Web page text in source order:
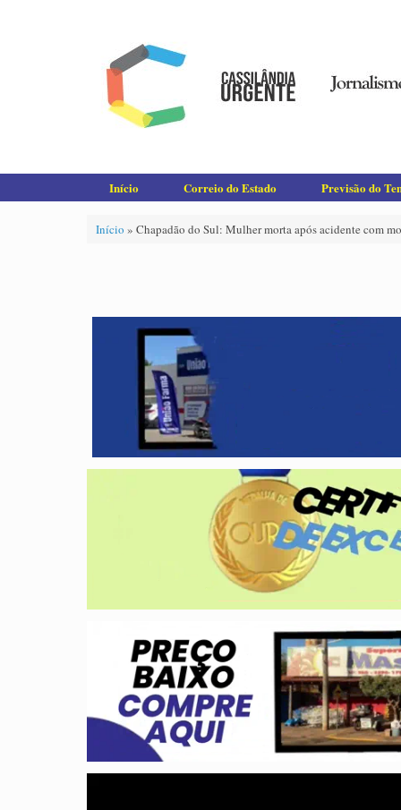
Início Correio do Estado Previsão do
Início » Chapadão do Sul: Mulher morta após acidente com